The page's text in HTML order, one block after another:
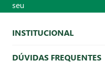
INSTITUCIONAL
DÚVIDAS FREQUENTES